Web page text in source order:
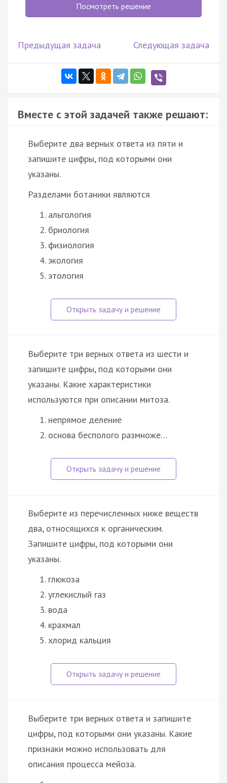
Посмотреть решение
Предыдущая задача Следующая задача
Вместе с этой задачей также решают:
Выберите два верных ответа из пяти и
запишите цифры, под которыми они
указаны.
Разделами ботаники являются
альгология
бриология
физиология
экология
этология
Выберите три верных ответа из шести и
запишите цифры, под которыми они
указаны. Какие характеристики
используются при описании митоза.
непрямое деление
основа бесполого размноже…
Выберите из перечисленных ниже веществ
два, относящихся к органическим.
Запишите цифры, под которыми они
указаны.
глюкоза
углекислый газ
вода
крахмал
хлорид кальция
Выберите три верных ответа и запишите
цифры, под которыми они указаны. Какие
признаки можно использовать для
описания процесса мейоза.